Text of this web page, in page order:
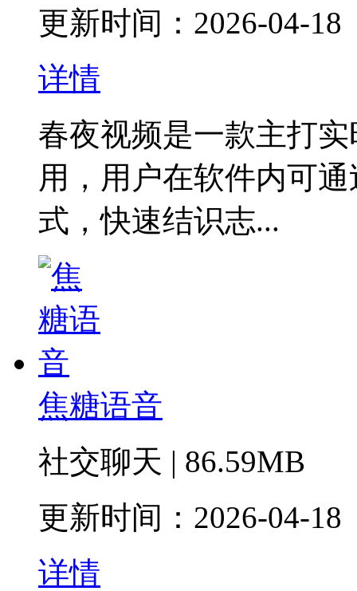
更新时间：2026-04-18
详情
春夜视频是一款主打
用，用户在软件内可
式，快速结识志...
焦糖语音
社交聊天 | 86.59MB
更新时间：2026-04-18
详情